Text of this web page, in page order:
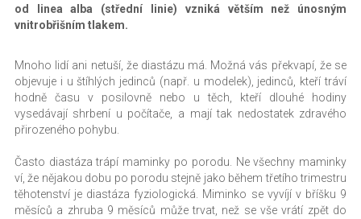
od linea alba (střední linie) vzniká větším než únosným
vnitrobřišním tlakem.
Mnoho lidí ani netuší, že diastázu má. Možná vás překvapí, že se
objevuje i u štíhlých jedinců (např. u modelek), jedinců, kteří tráví
hodně času v posilovně nebo u těch, kteří dlouhé hodiny
vysedávají shrbení u počítače, a mají tak nedostatek zdravého
přirozeného pohybu.
Často diastáza trápí maminky po porodu. Ne všechny maminky
ví, že nějakou dobu po porodu stejně jako během třetího trimestru
těhotenství je diastáza fyziologická. Miminko se vyvíjí v bříšku 9
měsíců a zhruba 9 měsíců může trvat, než se vše vrátí zpět do